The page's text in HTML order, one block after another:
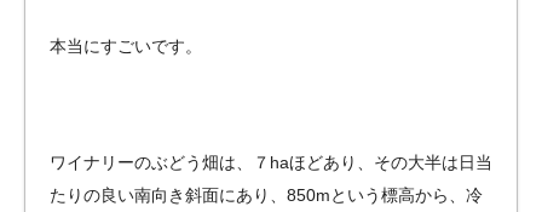
本当にすごいです。
ワイナリーのぶどう畑は、７haほどあり、その大半は日当
たりの良い南向き斜面にあり、850mという標高から、冷